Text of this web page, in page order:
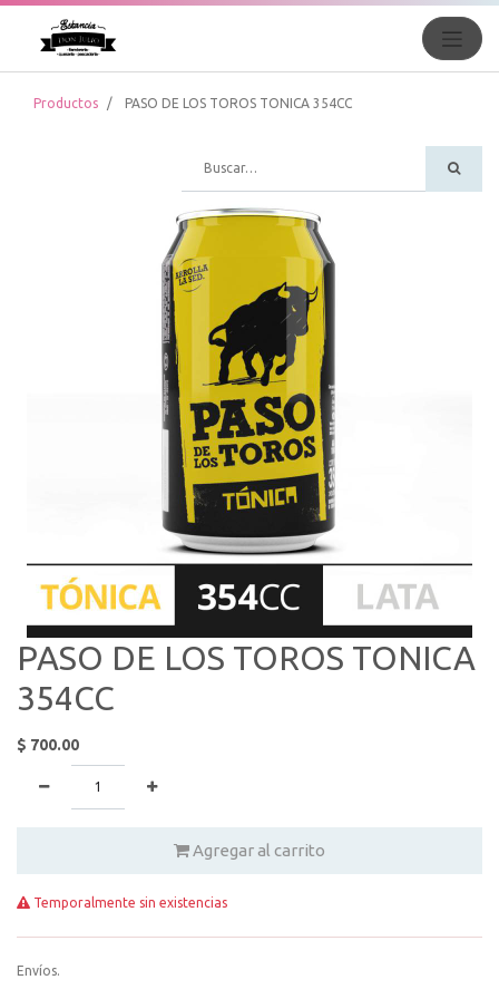
Productos PASO DE LOS TOROS TONICA 354CC
PASO DE LOS TOROS TONICA
354CC
$ 700.00
Agregar al carrito
Temporalmente sin existencias
Envíos.